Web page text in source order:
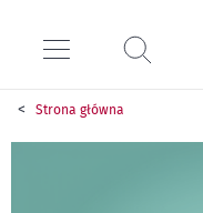
Strona główna